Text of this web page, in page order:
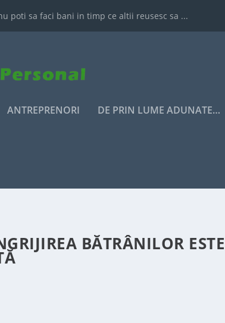
poti sa faci bani in timp ce altii reusesc sa ...
ANTREPRENORI DE PRIN LUME ADUNATE…
BĂTRÂNILOR